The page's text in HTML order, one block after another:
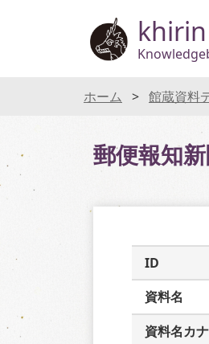
khirin
ホーム 館蔵資料
郵便報知
ID
資料名
資料名カナ